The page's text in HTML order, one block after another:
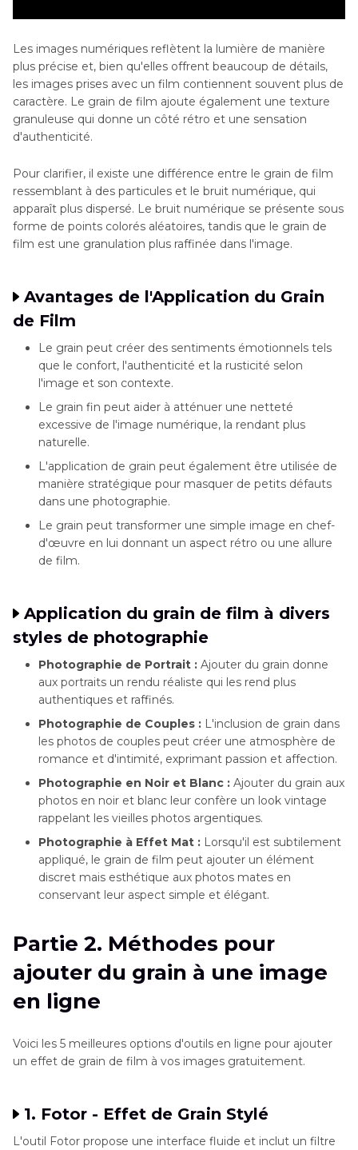
Les images numériques reflètent la lumière de manière
plus précise et, bien qu'elles offrent beaucoup de détails,
les images prises avec un film contiennent souvent plus de
caractère. Le grain de film ajoute également une texture
granuleuse qui donne un côté rétro et une sensation
d'authenticité.
Pour clarifier, il existe une différence entre le grain de film
ressemblant à des particules et le bruit numérique, qui
apparaît plus dispersé. Le bruit numérique se présente sous
forme de points colorés aléatoires, tandis que le grain de
film est une granulation plus raffinée dans l'image.
Avantages de l'Application du Grain
de Film
Le grain peut créer des sentiments émotionnels tels
que le confort, l'authenticité et la rusticité selon
l'image et son contexte.
Le grain fin peut aider à atténuer une netteté
excessive de l'image numérique, la rendant plus
naturelle.
L'application de grain peut également être utilisée de
manière stratégique pour masquer de petits défauts
dans une photographie.
Le grain peut transformer une simple image en chef-
d'œuvre en lui donnant un aspect rétro ou une allure
de film.
Application du grain de film à divers
styles de photographie
Photographie de Portrait : Ajouter du grain donne
aux portraits un rendu réaliste qui les rend plus
authentiques et raffinés.
Photographie de Couples : L'inclusion de grain dans
les photos de couples peut créer une atmosphère de
romance et d'intimité, exprimant passion et affection.
Photographie en Noir et Blanc : Ajouter du grain aux
photos en noir et blanc leur confère un look vintage
rappelant les vieilles photos argentiques.
Photographie à Effet Mat : Lorsqu'il est subtilement
appliqué, le grain de film peut ajouter un élément
discret mais esthétique aux photos mates en
conservant leur aspect simple et élégant.
Partie 2. Méthodes pour
ajouter du grain à une image
en ligne
Voici les 5 meilleures options d'outils en ligne pour ajouter
un effet de grain de film à vos images gratuitement.
1. Fotor - Effet de Grain Stylé
L'outil Fotor propose une interface fluide et inclut un filtre